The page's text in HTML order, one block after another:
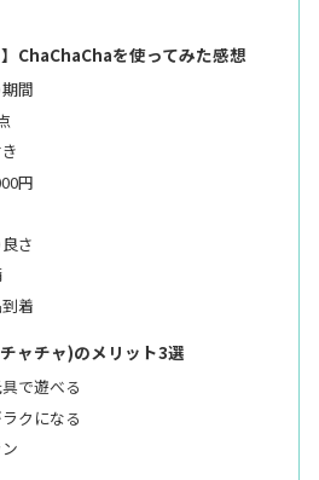
】ChaChaChaを使ってみた感想
間
円
さ
着
ャチャ)のメリット3選
で遊べる
クになる